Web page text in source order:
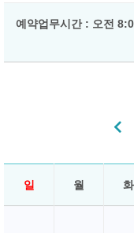
예약업무시간 : 오전
일 월 화